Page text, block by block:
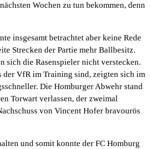
Wochen zu tun bekommen, denn
insgesamt betrachtet aber keine Rede
Strecken der Partie mehr Ballbesitz.
sich die Rasenspieler nicht verstecken.
der VfR im Training sind, zeigten sich im
Die Homburger Abwehr stand
Torwart verlassen, der zweimal
von Vincent Hofer bravourös
und somit konnte der FC Homburg